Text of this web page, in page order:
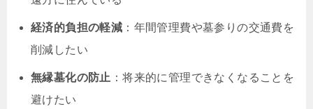
経済的負担の軽減 ：年間管理費や墓参りの交通費を
削減したい
無縁墓化の防止 ：将来的に管理できなくなることを
避けたい